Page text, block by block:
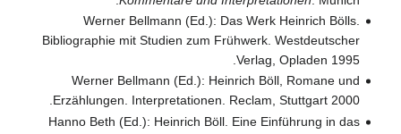
Werner Bellmann (Ed.): Das Werk Heinrich Bölls.
Bibliographie mit Studien zum Frühwerk. Westdeutscher
Verlag, Opladen 1995.
Werner Bellmann (Ed.): Heinrich Böll, Romane und
Erzählungen. Interpretationen. Reclam, Stuttgart 2000.
Hanno Beth (Ed.): Heinrich Böll. Eine Einführung in das